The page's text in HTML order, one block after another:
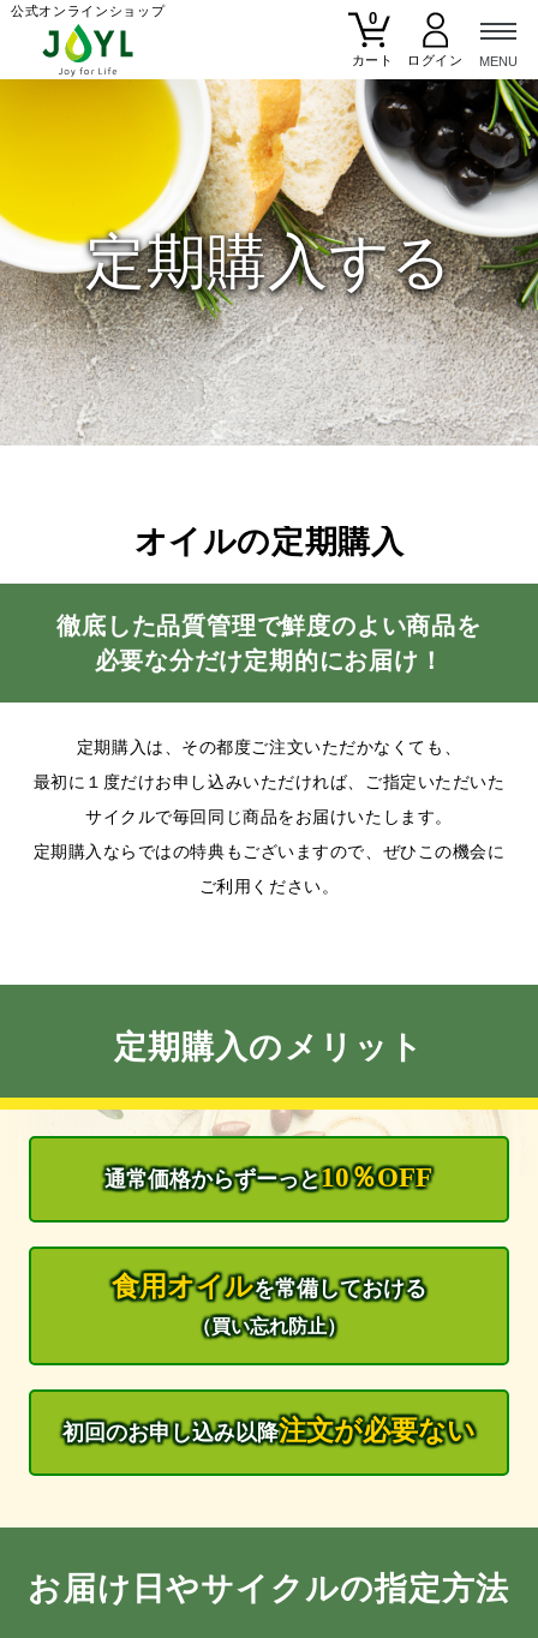
公式オンラインショップ
0
カート
定期購入する
オイルの定期購入
徹底した品質管理で鮮度のよい商品を
必要な分だけ定期的にお届け！
定期購入は、その都度ご注文いただかなくても、
最初に１度だけお申し込みいただければ、ご指定いただいた
サイクルで毎回同じ商品をお届けいたします。
定期購入ならではの特典もございますので、ぜひこの機会に
ご利用ください。
定期購入のメリット
通常価格からずーっと10％OFF
食用オイルを常備しておける
（買い忘れ防止）
初回のお申し込み以降注文が必要ない
お届け日やサイクルの指定方法